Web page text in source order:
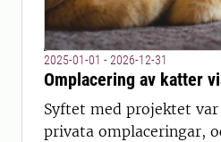
2025-01-01 - 2026-12-31
Omplacering av katter
Syftet med projektet
privata omplaceringar,